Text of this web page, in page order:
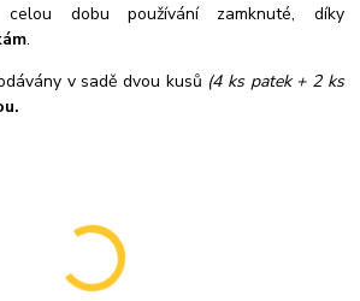
dobu používání zamknuté, díky
.
v sadě dvou kusů (4 ks patek + 2 ks